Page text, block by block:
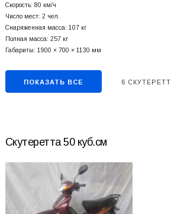
Скорость: 80 км/ч
Число мест: 2 чел.
Снаряженная масса: 107 кг
Полная масса: 257 кг
Габариты: 1900 × 700 × 1130 мм
ПОКАЗАТЬ ВСЕ 6 СКУТЕРЕТТ
Скутеретта 50 куб.см